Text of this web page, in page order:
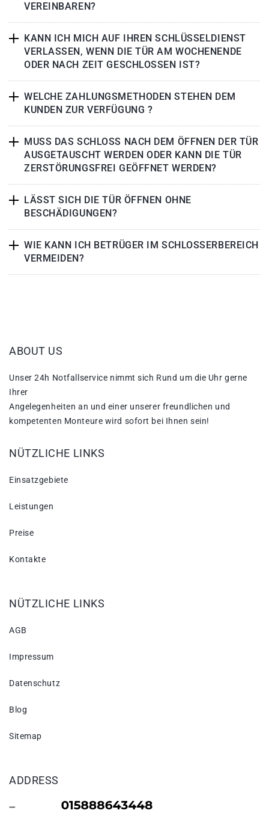
VEREINBAREN?
KANN ICH MICH AUF IHREN SCHLÜSSELDIENST
VERLASSEN, WENN DIE TÜR AM WOCHENENDE
ODER NACH ZEIT GESCHLOSSEN IST?
WELCHE ZAHLUNGSMETHODEN STEHEN DEM
KUNDEN ZUR VERFÜGUNG ?
MUSS DAS SCHLOSS NACH DEM ÖFFNEN DER TÜR
AUSGETAUSCHT WERDEN ODER KANN DIE TÜR
ZERSTÖRUNGSFREI GEÖFFNET WERDEN?
LÄSST SICH DIE TÜR ÖFFNEN OHNE
BESCHÄDIGUNGEN?
WIE KANN ICH BETRÜGER IM SCHLOSSERBEREICH
VERMEIDEN?
ABOUT US
Unser 24h Notfallservice nimmt sich Rund um die Uhr gerne
Ihrer
Angelegenheiten an und einer unserer freundlichen und
kompetenten Monteure wird sofort bei Ihnen sein!
NÜTZLICHE LINKS
Einsatzgebiete
Leistungen
Preise
Kontakte
NÜTZLICHE LINKS
AGB
Impressum
Datenschutz
Blog
Sitemap
ADDRESS